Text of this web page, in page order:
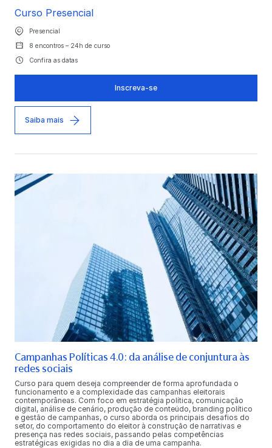
Curso Presencial
Presencial
8 encontros – 24h de curso
Confira as datas
Inscreva-se
Saiba mais
Campanhas Políticas 4.0: da análise de conjuntura às
redes sociais
Curso para quem deseja compreender de forma aprofundada o
funcionamento e a complexidade das campanhas eleitorais
contemporâneas. Com foco em estratégia política, comunicação
digital, análise de cenário, produção de conteúdo, branding político
e gestão de campanhas, o curso aborda os principais desafios do
setor, do comportamento do eleitor à construção de narrativas e
presença nas redes sociais, passando pelas competências
estratégicas exigidas no dia a dia de uma campanha.